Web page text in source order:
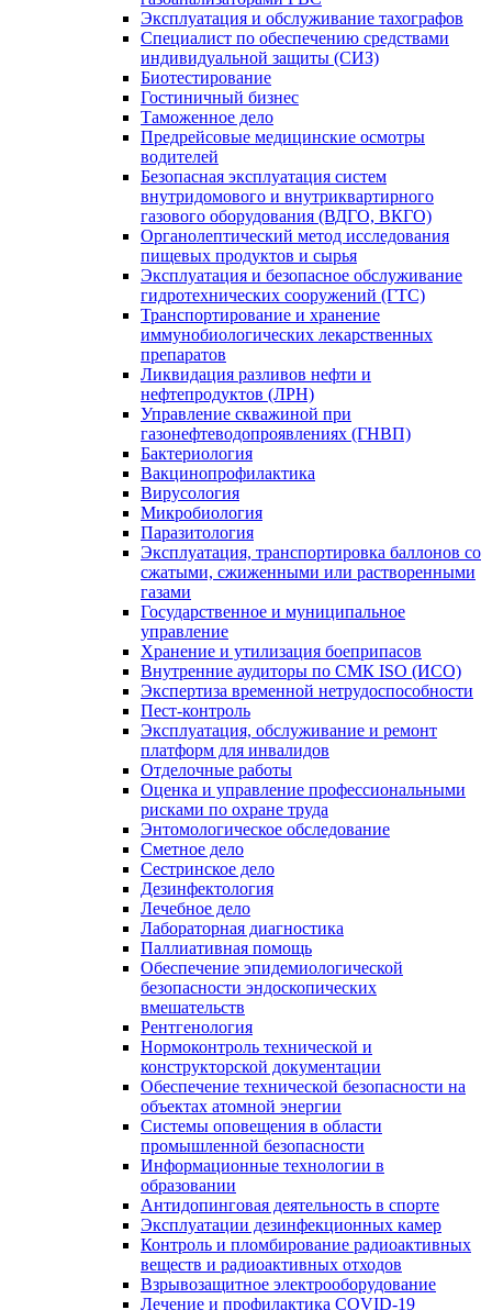
Эксплуатация и обслуживание тахографов
Специалист по обеспечению средствами
индивидуальной защиты (СИЗ)
Биотестирование
Гостиничный бизнес
Таможенное дело
Предрейсовые медицинские осмотры
водителей
Безопасная эксплуатация систем
внутридомового и внутриквартирного
газового оборудования (ВДГО, ВКГО)
Органолептический метод исследования
пищевых продуктов и сырья
Эксплуатация и безопасное обслуживание
гидротехнических сооружений (ГТС)
Транспортирование и хранение
иммунобиологических лекарственных
препаратов
Ликвидация разливов нефти и
нефтепродуктов (ЛРН)
Управление скважиной при
газонефтеводопроявлениях (ГНВП)
Бактериология
Вакцинопрофилактика
Вирусология
Микробиология
Паразитология
Эксплуатация, транспортировка баллонов со
сжатыми, сжиженными или растворенными
газами
Государственное и муниципальное
управление
Хранение и утилизация боеприпасов
Внутренние аудиторы по СМК ISO (ИСО)
Экспертиза временной нетрудоспособности
Пест-контроль
Эксплуатация, обслуживание и ремонт
платформ для инвалидов
Отделочные работы
Оценка и управление профессиональными
рисками по охране труда
Энтомологическое обследование
Сметное дело
Сестринское дело
Дезинфектология
Лечебное дело
Лабораторная диагностика
Паллиативная помощь
Обеспечение эпидемиологической
безопасности эндоскопических
вмешательств
Рентгенология
Нормоконтроль технической и
конструкторской документации
Обеспечение технической безопасности на
объектах атомной энергии
Системы оповещения в области
промышленной безопасности
Информационные технологии в
образовании
Антидопинговая деятельность в спорте
Эксплуатации дезинфекционных камер
Контроль и пломбирование радиоактивных
веществ и радиоактивных отходов
Взрывозащитное электрооборудование
Лечение и профилактика COVID-19